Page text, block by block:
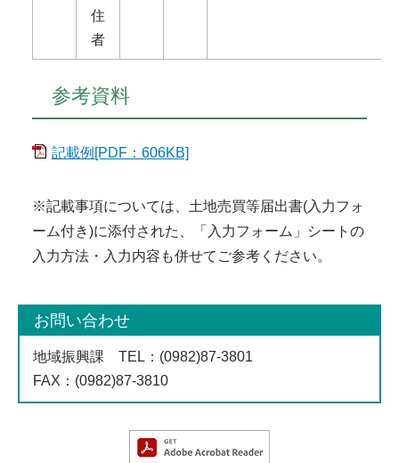
住
者
参考資料
記載例[PDF：606KB]
※記載事項については、土地売買等届出書(入力フォ
ーム付き)に添付された、「入力フォーム」シートの
入力方法・入力内容も併せてご参考ください。
お問い合わせ
地域振興課 TEL ：(0982)87-3801
FAX ：(0982)87-3810